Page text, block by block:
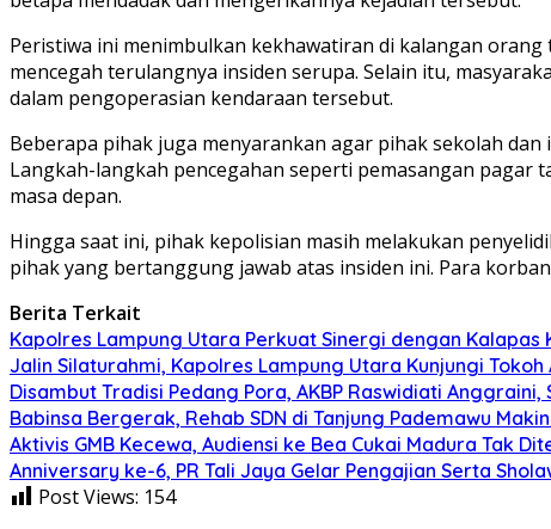
Peristiwa ini menimbulkan kekhawatiran di kalangan
mencegah terulangnya insiden serupa. Selain itu,
dalam pengoperasian kendaraan tersebut.
Beberapa pihak juga menyarankan agar pihak sekolah
Langkah-langkah pencegahan seperti pemasangan pagar
masa depan.
Hingga saat ini, pihak kepolisian masih melakukan
pihak yang bertanggung jawab atas insiden ini. Para
Berita Terkait
Kapolres Lampung Utara Perkuat Sinergi dengan
Jalin Silaturahmi, Kapolres Lampung Utara Kunjungi
Disambut Tradisi Pedang Pora, AKBP Raswidiati
Babinsa Bergerak, Rehab SDN di Tanjung Pademawu
Aktivis GMB Kecewa, Audiensi ke Bea Cukai Madura Tak
Anniversary ke-6, PR Tali Jaya Gelar Pengajian Serta
Post Views: 154